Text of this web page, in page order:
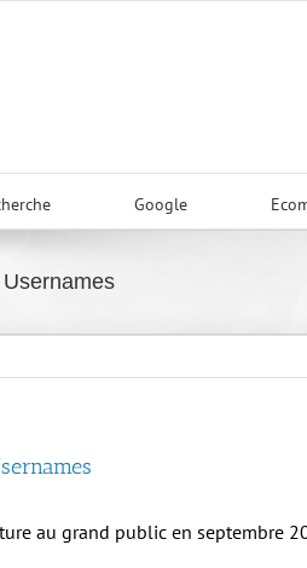
Google
au grand public en septembre